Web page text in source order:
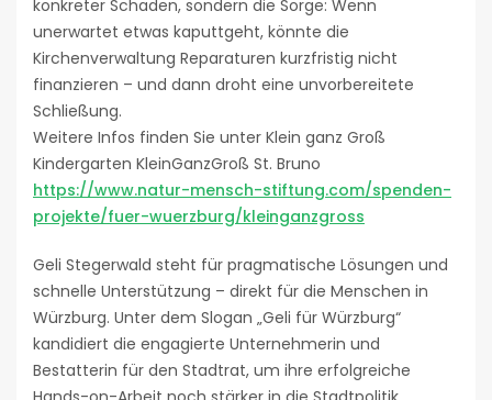
konkreter Schaden, sondern die Sorge: Wenn
unerwartet etwas kaputtgeht, könnte die
Kirchenverwaltung Reparaturen kurzfristig nicht
finanzieren – und dann droht eine unvorbereitete
Schließung.
Weitere Infos finden Sie unter Klein ganz Groß
Kindergarten KleinGanzGroß St. Bruno
https://www.natur-mensch-stiftung.com/spenden-
projekte/fuer-wuerzburg/kleinganzgross
Geli Stegerwald steht für pragmatische Lösungen und
schnelle Unterstützung – direkt für die Menschen in
Würzburg. Unter dem Slogan „Geli für Würzburg“
kandidiert die engagierte Unternehmerin und
Bestatterin für den Stadtrat, um ihre erfolgreiche